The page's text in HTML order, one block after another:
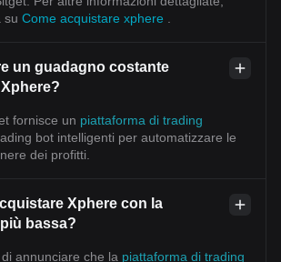
su Come acquistare xphere
un guadagno costante
fornisce un piattaforma di trading
bot intelligenti per automatizzare le
dei profitti.
Xphere con la
bassa?
annunciare che la piattaforma di trading